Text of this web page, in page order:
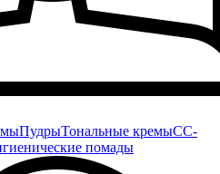
ПудрыТональные кремыCC-
помады